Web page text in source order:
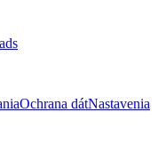
Ochrana dátNastavenia